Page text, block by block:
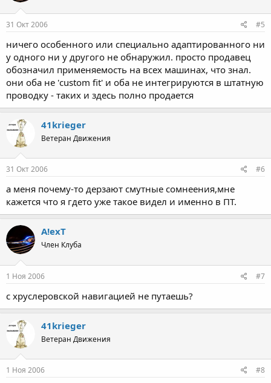
31 Окт 2006 #5
ничего особенного или специально адаптированного ни
у одного ни у другого не обнаружил. просто продавец
обозначил применяемость на всех машинах, что знал.
они оба не 'custom fit' и оба не интегрируются в штатную
проводку - таких и здесь полно продается
41krieger
Ветеран Движения
31 Окт 2006 #6
а меня почему-то дерзают смутные сомнеения,мне
кажется что я гдето уже такое видел и именно в ПТ.
A!exT
Член Клуба
1 Ноя 2006 #7
с хруслеровской навигацией не путаешь?
41krieger
Ветеран Движения
1 Ноя 2006 #8